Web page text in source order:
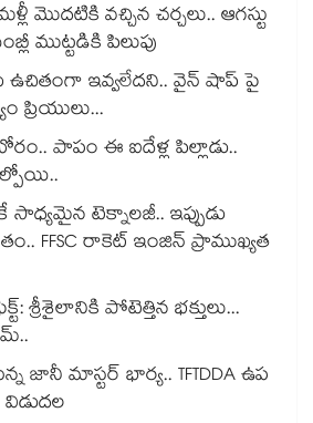
మొదటికి వచ్చిన చర్చలు.. ఆగస్టు
ముట్టడికి పిలుపు
ఉచితంగా ఇవ్వలేదని.. వైన్ షాప్ పై
ప్రియులు...
పాపం ఈ ఐదేళ్ల పిల్లాడు..
టెక్నాలజీ.. ఇప్పుడు
FFSC రాకెట్ ఇంజిన్ ప్రాముఖ్యత
శ్రీశైలానికి పోటెత్తిన భక్తులు...
జానీ మాస్టర్ భార్య.. TFTDDA ఉప